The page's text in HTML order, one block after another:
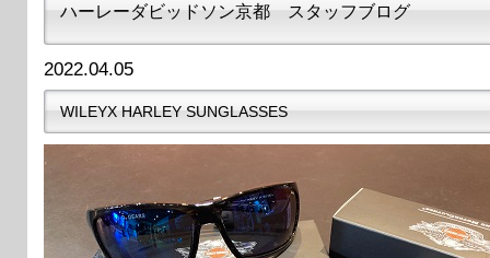
ハーレーダビッドソン京都 スタッフブログ
2022.04.05
WILEYX HARLEY SUNGLASSES